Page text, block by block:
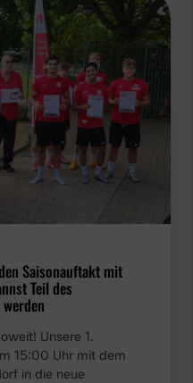
Saisonauftakt mit
Teil des
Unsere 1.
15:00 Uhr mit dem
in die neue